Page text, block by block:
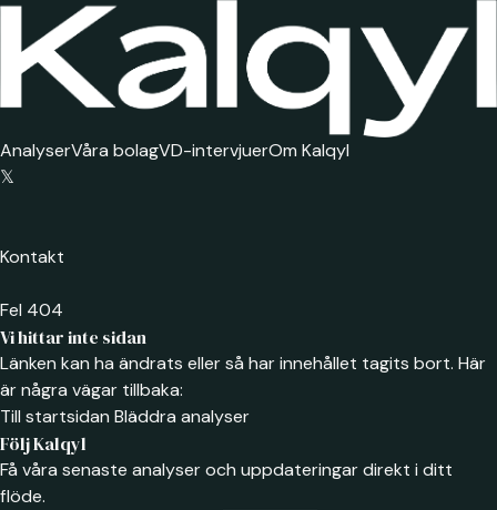
AnalyserVåra bolagVD-intervjuerOm Kalqyl
𝕏
Kontakt
Fel 404
Vi hittar inte sidan
Länken kan ha ändrats eller så har innehållet tagits bort. Här
är några vägar tillbaka:
Till startsidan Bläddra analyser
Följ Kalqyl
Få våra senaste analyser och uppdateringar direkt i ditt
flöde.